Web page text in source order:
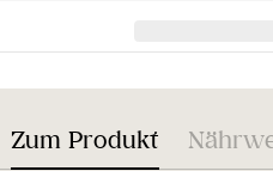
Zum Produkt